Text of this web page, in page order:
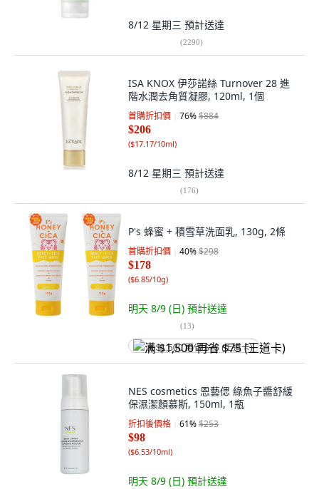
8/12 星期三 預計送達
(2290)
ISA KNOX 伊莎諾絲 Turnover 28 進
階水潤去角質凝膠, 120ml, 1個
首購折扣價 76%$884
$206
($17.17/10ml)
8/12 星期三 預計送達
(176)
P's 蜂蜜 + 積雪草洗面乳, 130g, 2條
首購折扣價 40%$298
$178
($6.85/10g)
明天 8/9 (日) 預計送達
(13)
满 $1,500 再省 $75 (王道卡)
NES cosmetics 恩藝偲 綠魚子醬舒緩
保濕潔顏慕斯, 150ml, 1瓶
折扣後價格 61%$253
$98
($6.53/10ml)
明天 8/9 (日) 預計送達